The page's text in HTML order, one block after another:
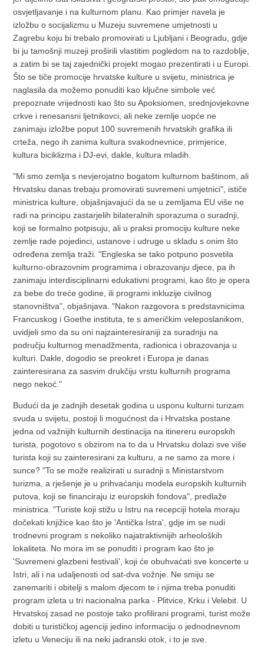
osvjetljavanje i na kulturnom planu. Kao primjer navela je
izložbu o socijalizmu u Muzeju suvremene umjetnosti u
Zagrebu koju bi trebalo promovirati u Ljubljani i Beogradu, gdje
bi ju tamošnji muzeji proširili vlastitim pogledom na to razdoblje,
a zatim bi se taj zajednički projekt mogao prezentirati i u Europi.
Što se tiče promocije hrvatske kulture u svijetu, ministrica je
naglasila da možemo ponuditi kao ključne simbole već
prepoznate vrijednosti kao što su Apoksiomen, srednjovjekovne
crkve i renesansni ljetnikovci, ali neke zemlje uopće ne
zanimaju izložbe poput 100 suvremenih hrvatskih grafika ili
crteža, nego ih zanima kultura svakodnevnice, primjerice,
kultura biciklizma i DJ-evi, dakle, kultura mladih.
"Mi smo zemlja s nevjerojatno bogatom kulturnom baštinom, ali
Hrvatsku danas trebaju promovirati suvremeni umjetnici", ističe
ministrica kulture, objašnjavajući da se u zemljama EU više ne
radi na principu zastarjelih bilateralnih sporazuma o suradnji,
koji se formalno potpisuju, ali u praksi promociju kulture neke
zemlje rade pojedinci, ustanove i udruge u skladu s onim što
određena zemlja traži. "Engleska se tako potpuno posvetila
kulturno-obrazovnim programima i obrazovanju djece, pa ih
zanimaju interdisciplinarni edukativni programi, kao što je opera
za bebe do treće godine, ili programi inkluzije civilnog
stanovništva", objašnjava. "Nakon razgovora s predstavnicima
Francuskog i Goethe instituta, te s američkim veleposlanikom,
uvidjeli smo da su oni najzainteresiraniji za suradnju na
području kulturnog menadžmenta, radionica i obrazovanja u
kulturi. Dakle, dogodio se preokret i Europa je danas
zainteresirana za sasvim drukčiju vrstu kulturnih programa
nego nekoć."
Budući da je zadnjih desetak godina u usponu kulturni turizam
svuda u svijetu, postoji li mogućnost da i Hrvatska postane
jedna od važnijih kulturnih destinacija na itinereru europskih
turista, pogotovo s obzirom na to da u Hrvatsku dolazi sve više
turista koji su zainteresirani za kulturu, a ne samo za more i
sunce? "To se može realizirati u suradnji s Ministarstvom
turizma, a rješenje je u prihvaćanju modela europskih kulturnih
putova, koji se financiraju iz europskih fondova", predlaže
ministrica. "Turiste koji stižu u Istru na recepciji hotela moraju
dočekati knjižice kao što je 'Antička Istra', gdje im se nudi
trodnevni program s nekoliko najatraktivnijih arheoloških
lokaliteta. No mora im se ponuditi i program kao što je
'Suvremeni glazbeni festivali', koji će obuhvaćati sve koncerte u
Istri, ali i na udaljenosti od sat-dva vožnje. Ne smiju se
zanemariti i obitelji s malom djecom te i njima treba ponuditi
program izleta u tri nacionalna parka - Plitvice, Krku i Velebit. U
Hrvatskoj zasad ne postoje tako profilirani programi, turist može
dobiti u turističkoj agenciji jedino informaciju o jednodnevnom
izletu u Veneciju ili na neki jadranski otok, i to je sve.